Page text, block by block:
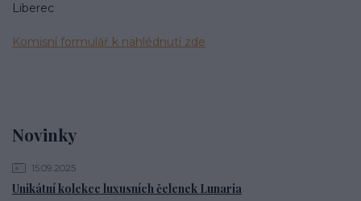
Novinky
15.09.2025
Unikátní kolekce luxusních čelenek Lunaria
Liberec
Komisní formulář k nahlédnutí zde